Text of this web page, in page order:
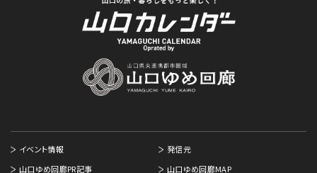
イベント情報
発信元
山口ゆめ回廊PR記事
山口ゆめ回廊MAP